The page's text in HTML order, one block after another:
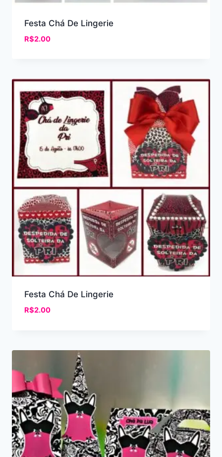
Festa Chá De Lingerie
R$2.00
Festa Chá De Lingerie
R$2.00